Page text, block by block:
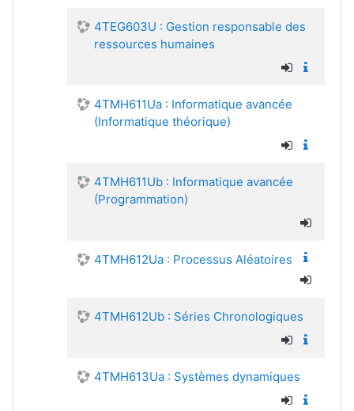
4TEG603U : Gestion responsable des
ressources humaines
4TMH611Ua : Informatique avancée
(Informatique théorique)
4TMH611Ub : Informatique avancée
(Programmation)
4TMH612Ua : Processus Aléatoires
4TMH612Ub : Séries Chronologiques
4TMH613Ua : Systèmes dynamiques